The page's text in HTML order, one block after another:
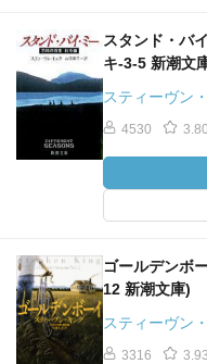
スタンド・バ
キ-3-5 新潮文
スティーヴン
4530 3.80
ゴールデンボ
12 新潮文庫)
スティーヴン
3316 3.93